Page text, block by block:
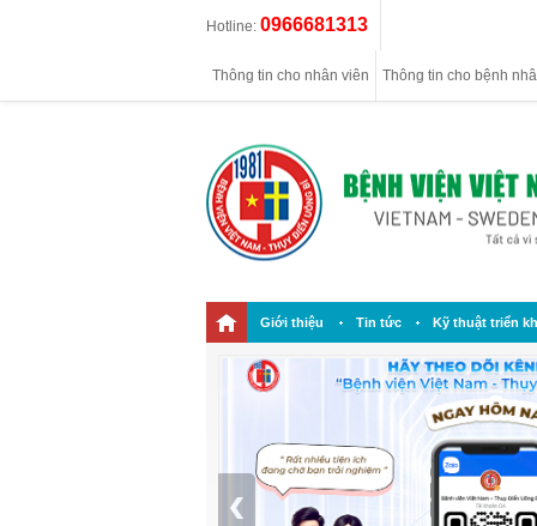
Hotline: 0966681313
Thông tin cho nhân viên Thông tin cho bệnh
Giới thiệu Tin tức Kỹ thuật triển